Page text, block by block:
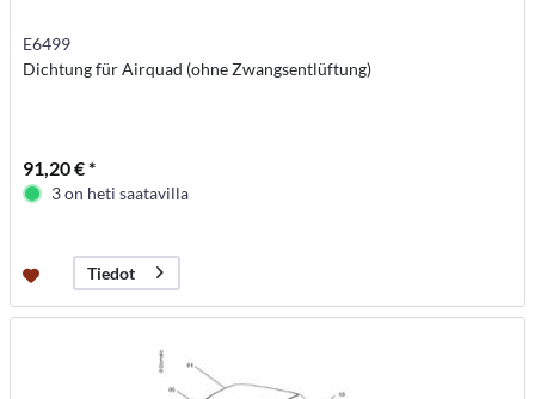
E6499
Dichtung für Airquad (ohne Zwangsentlüftung)
91,20 € *
3 on heti saatavilla
Tiedot